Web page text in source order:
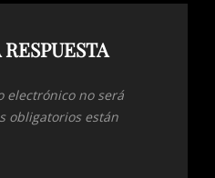
electrónico no será
obligatorios están